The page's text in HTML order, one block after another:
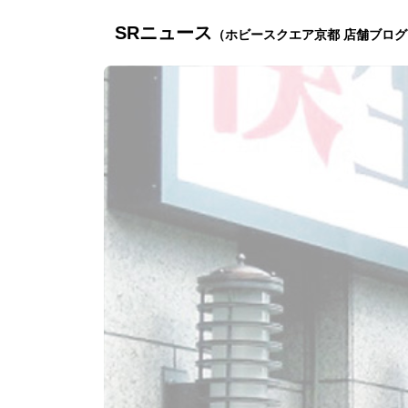
SRニュース （ホビースクエア京都 店舗ブロ